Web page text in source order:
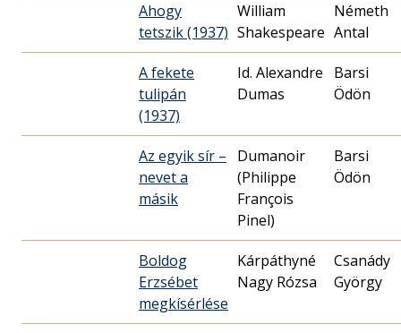
Ahogy
tetszik (1937)
William
Shakespeare
Németh
Antal
A fekete
tulipán
(1937)
Id. Alexandre
Dumas
Barsi
Ödön
Az egyik sír –
nevet a
másik
Dumanoir
(Philippe
François
Pinel)
Barsi
Ödön
Boldog
Erzsébet
megkísérlése
Kárpáthyné
Nagy Rózsa
Csanády
György